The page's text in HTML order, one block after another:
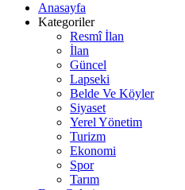
Anasayfa
Kategoriler
Resmî İlan
İlan
Güncel
Lapseki
Belde Ve Köyler
Siyaset
Yerel Yönetim
Turizm
Ekonomi
Spor
Tarım